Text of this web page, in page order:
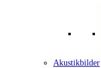
Akustikbilder